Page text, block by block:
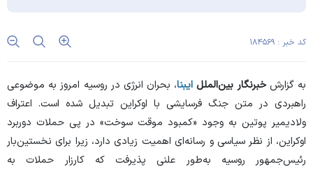
کد خبر : ۱۸۴۵۶۹
به گزارشخبرنگار بین‌الملل ایبنا، بحران انرژی در روسیه امروز به موضوعی
راهبردی در متن جنگ فرسایشی با اوکراین تبدیل شده است. اعتراف
ولادیمیر پوتین به وجود «کمبود موقت سوخت» در پی حملات دوربرد
اوکراین، از نظر سیاسی و رسانه‌ای اهمیت زیادی دارد، زیرا برای نخستین‌بار
رئیس‌جمهور روسیه به‌طور علنی پذیرفت که کارزار حملات به